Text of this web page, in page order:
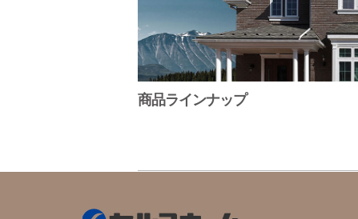
商品ラインナップ